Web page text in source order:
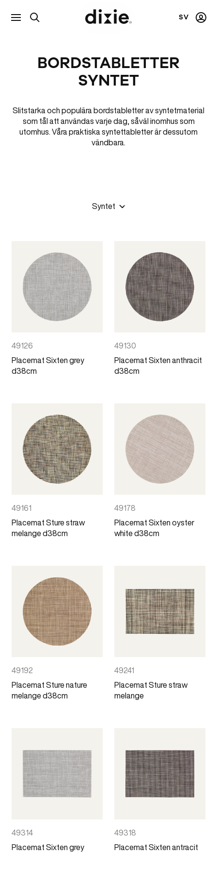
Visa SV
Mitt
BORDSTABLETTER
SYNTET
Slitstarka och populära bordstabletter av syntetmaterial
som tål att användas varje dag, såväl inomhus som
utomhus. Våra praktiska syntettabletter är dessutom
vändbara.
Syntet
49126
Placemat Sixten grey
d38cm
49130
Placemat Sixten anthracit
d38cm
49161
Placemat Sture straw
melange d38cm
49178
Placemat Sixten oyster
white d38cm
49192
Placemat Sture nature
melange d38cm
49241
Placemat Sture straw
melange
49314
Placemat Sixten grey
49318
Placemat Sixten antracit